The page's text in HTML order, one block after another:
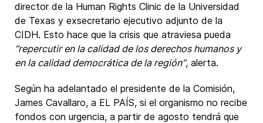
director de la Human Rights Clinic de la Universidad
de Texas y exsecretario ejecutivo adjunto de la
CIDH. Esto hace que la crisis que atraviesa pueda
“repercutir en la calidad de los derechos humanos y
en la calidad democrática de la región”, alerta.
Según ha adelantado el presidente de la Comisión,
James Cavallaro, a EL PAÍS, si el organismo no recibe
fondos con urgencia, a partir de agosto tendrá que